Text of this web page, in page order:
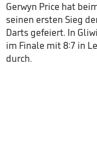
Gerwyn Price hat
seinen ersten Sieg
Darts gefeiert. In
im Finale mit 8:7 in
durch.